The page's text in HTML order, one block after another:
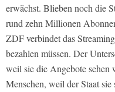
erwächst. Blieben noch die
rund zehn Millionen
ZDF verbindet das
bezahlen müssen. Der
weil sie die Angebote
Menschen, weil der Staat